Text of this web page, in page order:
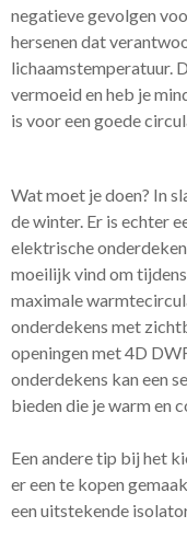
negatieve gevolgen
hersenen dat
lichaamstemperatuur.
vermoeid en heb je
is voor een goede
Wat moet je doen? In
de winter. Er is echter
elektrische
moeilijk vind om
maximale
onderdekens met
openingen met 4D
onderdekens kan een
bieden die je warm en
Een andere tip bij het
er een te kopen
een uitstekende